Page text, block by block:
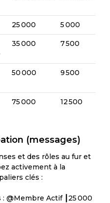
25 000 5 000
35 000 7 500
50 000 9 500
75 000 12 500
(messages)
et des rôles au fur et
activement à la
clés :
: @Membre Actif ┃25 000